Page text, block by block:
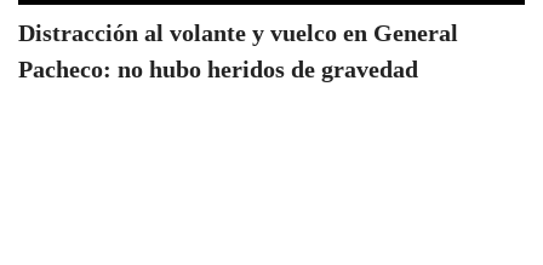
Distracción al volante y vuelco en General
Pacheco: no hubo heridos de gravedad